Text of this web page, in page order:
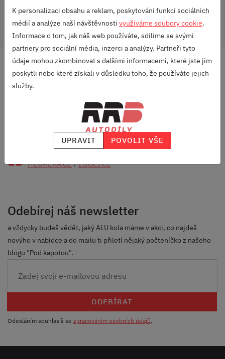
Umístění: Vzadu
OD 2500 KČ
RODINNÁ FIRMA
S DLOUHOU TRADICÍ
HEUREKA.CZ/ZBOZI.CZ
Odebírej náš newsletter
a vždycky budeš vědět, jaký ALU kola máme v akci, co najdeš
novýho v nabídce a do mailu ti přiletí nějaký počteníčko z našeho
blogu "Pod kapotou".
ODEBÍRAT
Odesláním souhlasíš se zpracováním osobních údajů.
K personalizaci obsahu a reklam, poskytování funkcí sociálních
médií a analýze naší návštěvnosti využíváme soubory cookie.
Informace o tom, jak náš web používáte, sdílíme se svými
partnery pro sociální média, inzerci a analýzy. Partneři tyto
údaje mohou zkombinovat s dalšími informacemi, které jste jim
poskytli nebo které získali v důsledku toho, že používáte jejich
služby.
UPRAVIT POVOLIT VŠE